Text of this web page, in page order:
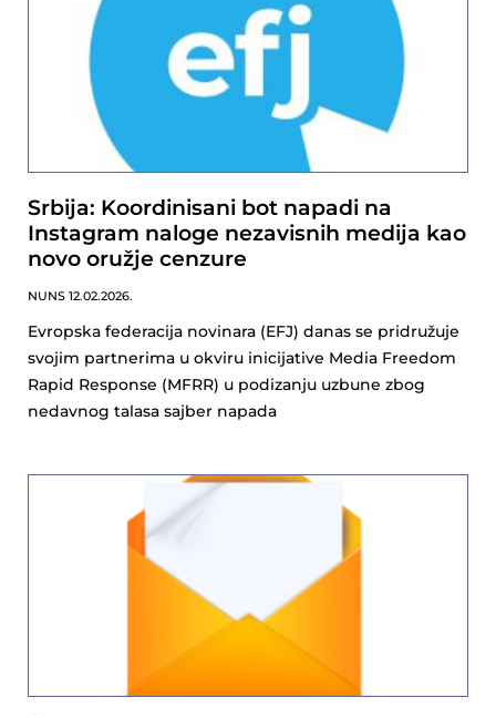
Srbija: Koordinisani bot napadi na
Instagram naloge nezavisnih medija kao
novo oružje cenzure
NUNS 12.02.2026.
Evropska federacija novinara (EFJ) danas se pridružuje
svojim partnerima u okviru inicijative Media Freedom
Rapid Response (MFRR) u podizanju uzbune zbog
nedavnog talasa sajber napada